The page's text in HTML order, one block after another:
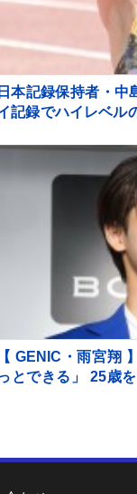
日本記録保持者・中
記録でハイレベル
ル】
【 GENIC・雨宮翔
できる」 25歳を迎え 演じたいのは「サイコパ